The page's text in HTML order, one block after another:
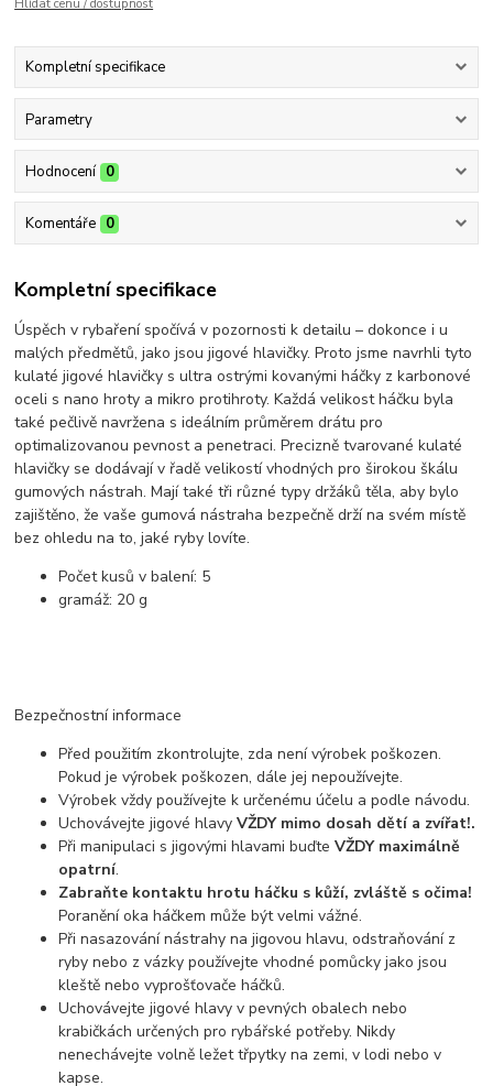
Hlídat cenu / dostupnost
Kompletní specifikace
Parametry
Hodnocení 0
Komentáře 0
Kompletní specifikace
Úspěch v rybaření spočívá v pozornosti k detailu – dokonce i u
malých předmětů, jako jsou jigové hlavičky. Proto jsme navrhli tyto
kulaté jigové hlavičky s ultra ostrými kovanými háčky z karbonové
oceli s nano hroty a mikro protihroty. Každá velikost háčku byla
také pečlivě navržena s ideálním průměrem drátu pro
optimalizovanou pevnost a penetraci. Precizně tvarované kulaté
hlavičky se dodávají v řadě velikostí vhodných pro širokou škálu
gumových nástrah. Mají také tři různé typy držáků těla, aby bylo
zajištěno, že vaše gumová nástraha bezpečně drží na svém místě
bez ohledu na to, jaké ryby lovíte.
Počet kusů v balení: 5
gramáž: 20 g
Bezpečnostní informace
Před použitím zkontrolujte, zda není výrobek poškozen.
Pokud je výrobek poškozen, dále jej nepoužívejte.
Výrobek vždy používejte k určenému účelu a podle návodu.
Uchovávejte jigové hlavyVŽDY mimo dosah dětí a zvířat!.
Při manipulaci s jigovými hlavami buďteVŽDY maximálně
opatrní.
Zabraňte kontaktu hrotu háčku s kůží, zvláště s očima!
Poranění oka háčkem může být velmi vážné.
Při nasazování nástrahy na jigovou hlavu, odstraňování z
ryby nebo z vázky používejte vhodné pomůcky jako jsou
kleště nebo vyprošťovače háčků.
Uchovávejte jigové hlavy v pevných obalech nebo
krabičkách určených pro rybářské potřeby. Nikdy
nenechávejte volně ležet třpytky na zemi, v lodi nebo v
kapse.